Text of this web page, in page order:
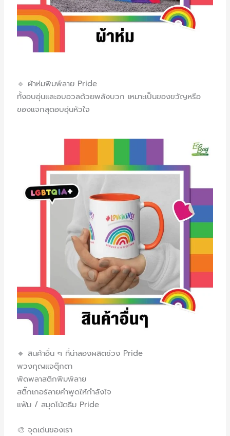
🔹 ผ้าห่มพิมพ์ลาย Pride
ทั้งอบอุ่นและอบอวลด้วยพลังบวก เหมาะเป็นของขวัญหรือ
ของแจกสุดอบอุ่นหัวใจ
🔹 สินค้าอื่น ๆ ที่น่าลองผลิตช่วง Pride
พวงกุญแจตุ๊กตา
พัดพลาสติกพิมพ์ลาย
สติ๊กเกอร์ลายคำพูดให้กำลังใจ
แฟ้ม / สมุดโน้ตธีม Pride
🎨 จุดเด่นของเรา